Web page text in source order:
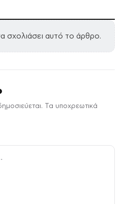
σχολιάσει αυτό το άρθρο.
Τα υποχρεωτικά